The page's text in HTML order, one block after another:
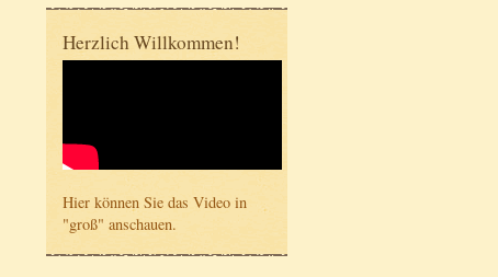
Herzlich Willkommen!
Hier können Sie das Video in
"groß" anschauen.